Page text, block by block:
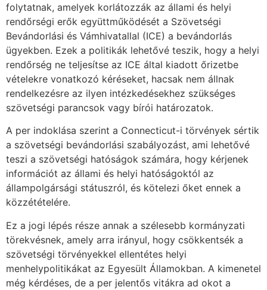
folytatnak, amelyek korlátozzák az állami és helyi
rendőrségi erők együttműködését a Szövetségi
Bevándorlási és Vámhivatallal (ICE) a bevándorlás
ügyekben. Ezek a politikák lehetővé teszik, hogy a helyi
rendőrség ne teljesítse az ICE által kiadott őrizetbe
vételekre vonatkozó kéréseket, hacsak nem állnak
rendelkezésre az ilyen intézkedésekhez szükséges
szövetségi parancsok vagy bírói határozatok.
A per indoklása szerint a Connecticut-i törvények sértik
a szövetségi bevándorlási szabályozást, ami lehetővé
teszi a szövetségi hatóságok számára, hogy kérjenek
információt az állami és helyi hatóságoktól az
állampolgársági státuszról, és kötelezi őket ennek a
közzétételére.
Ez a jogi lépés része annak a szélesebb kormányzati
törekvésnek, amely arra irányul, hogy csökkentsék a
szövetségi törvényekkel ellentétes helyi
menhelypolitikákat az Egyesült Államokban. A kimenetel
még kérdéses, de a per jelentős vitákra ad okot a